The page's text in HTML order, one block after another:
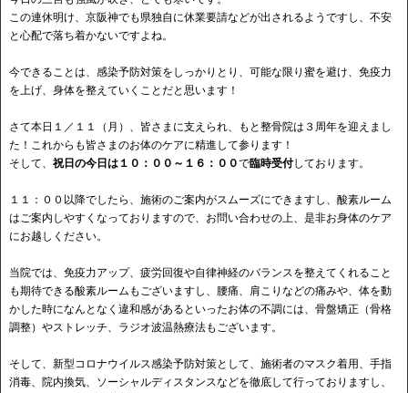
この連休明け、京阪神でも県独自に休業要請などが出されるようですし、不安
と心配で落ち着かないですよね。
今できることは、感染予防対策をしっかりとり、可能な限り蜜を避け、免疫力
を上げ、身体を整えていくことだと思います！
さて本日１／１１（月）、皆さまに支えられ、もと整骨院は３周年を迎えまし
た！これからも皆さまのお体のケアに精進して参ります！
そして、 祝日の今日は１０：００～１６：００で臨時受付しております。
１１：００以降でしたら、施術のご案内がスムーズにできますし、酸素ルーム
はご案内しやすくなっておりますので、お問い合わせの上、是非お身体のケア
にお越しください。
当院では、免疫力アップ、疲労回復や自律神経のバランスを整えてくれること
も期待できる酸素ルームもございますし、腰痛、肩こりなどの痛みや、体を動
かした時になんとなく違和感があるといったお体の不調には、骨盤矯正（骨格
調整）やストレッチ、ラジオ波温熱療法もございます。
そして、新型コロナウイルス感染予防対策として、施術者のマスク着用、手指
消毒、院内換気、ソーシャルディスタンスなどを徹底して行っておりますし、